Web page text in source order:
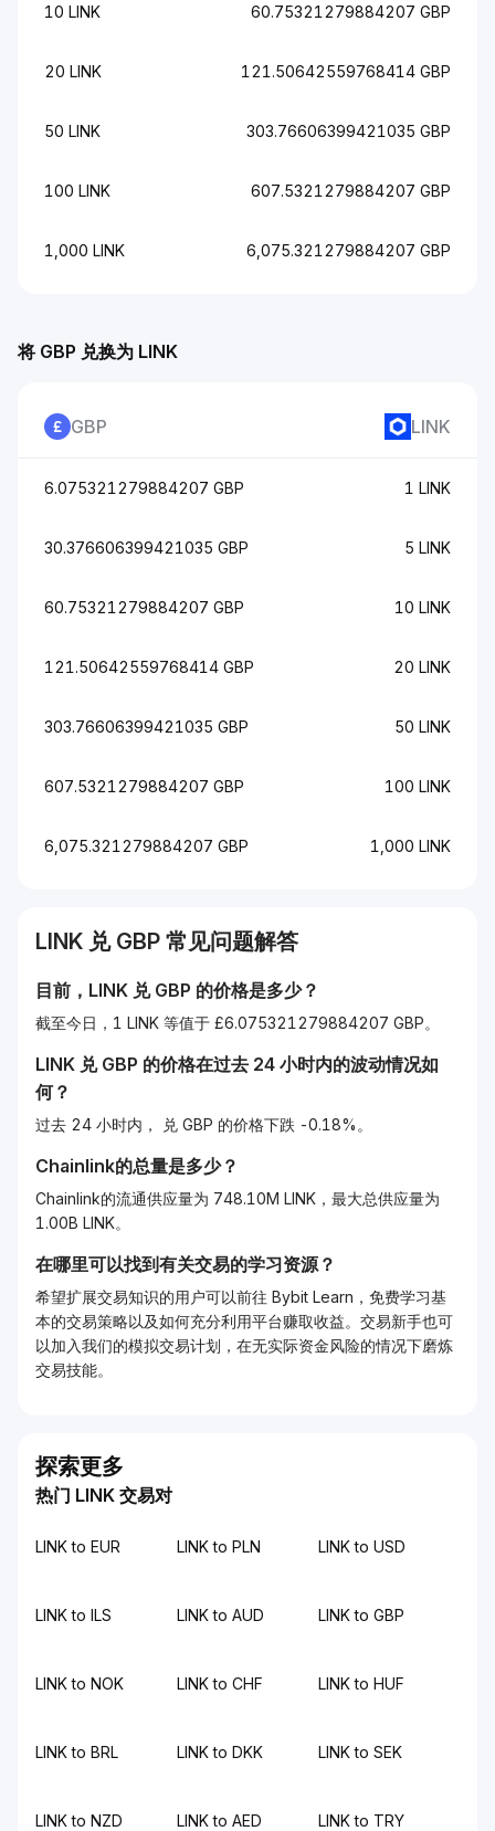
10 LINK 60.75321279884207 GBP
20 LINK 121.50642559768414 GBP
50 LINK 303.76606399421035 GBP
100 LINK 607.5321279884207 GBP
1,000 LINK 6,075.321279884207 GBP
将 GBP 兑换为 LINK
GBP LINK
6.075321279884207 GBP 1 LINK
30.376606399421035 GBP 5 LINK
60.75321279884207 GBP 10 LINK
121.50642559768414 GBP 20 LINK
303.76606399421035 GBP 50 LINK
607.5321279884207 GBP 100 LINK
6,075.321279884207 GBP 1,000 LINK
LINK 兑 GBP 常见问题解答
目前， LINK 兑 GBP 的价格是多少？
截至今日，1 LINK 等值于 £6.075321279884207 GBP。
LINK 兑 GBP 的价格在过去 24 小时内的波动情况如
何？
过去 24 小时内， 兑 GBP 的价格下跌 -0.18%。
Chainlink的总量是多少？
Chainlink的流通供应量为 748.10M LINK，最大总供应量为
1.00B LINK。
在哪里可以找到有关交易的学习资源？
希望扩展交易知识的用户可以前往 Bybit Learn，免费学习基
本的交易策略以及如何充分利用平台赚取收益。交易新手也可
以加入我们的模拟交易计划，在无实际资金风险的情况下磨炼
交易技能。
探索更多
热门 LINK 交易对
LINK to EUR LINK to PLN LINK to USD
LINK to ILS LINK to AUD LINK to GBP
LINK to NOK LINK to CHF LINK to HUF
LINK to BRL LINK to DKK LINK to SEK
LINK to NZD LINK to AED LINK to TRY